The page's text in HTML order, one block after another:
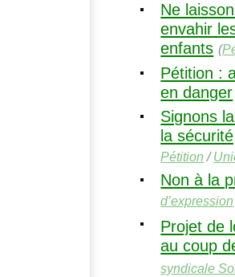
Ne
envahir
enfants (
Pétition :
en danger
Signons
la
Pétition /
Non à la
d’expression
Projet de
au coup
syndicale